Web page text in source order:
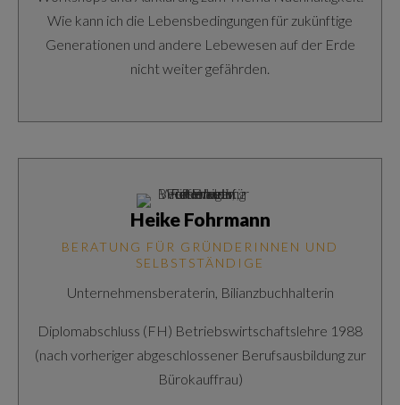
Wie kann ich die Lebensbedingungen für zukünftige
Generationen und andere Lebewesen auf der Erde
nicht weiter gefährden.
Heike Fohrmann
BERATUNG FÜR GRÜNDERINNEN UND
SELBSTSTÄNDIGE
Unternehmensberaterin, Bilianzbuchhalterin
Diplomabschluss (FH) Betriebswirtschaftslehre 1988
(nach vorheriger abgeschlossener Berufsausbildung zur
Bürokauffrau)